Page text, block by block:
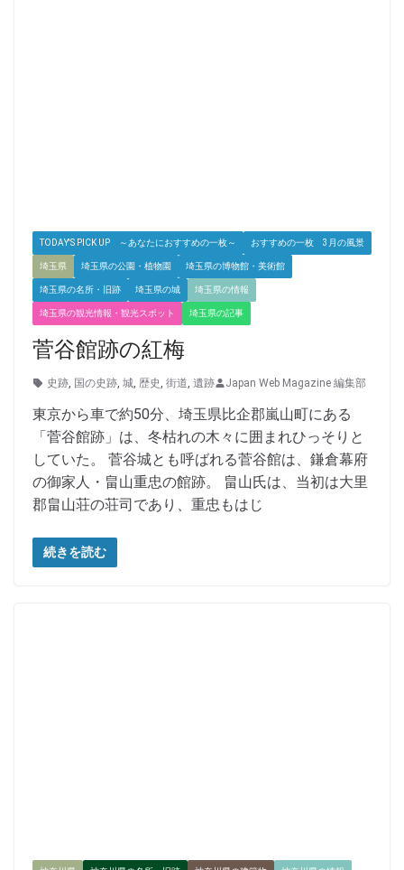
TODAY'S PICK UP ～あなたにおすすめの一枚～ おすすめの一枚 3月の風景
埼玉県 埼玉県の公園・植物園 埼玉県の博物館・美術館
埼玉県の名所・旧跡 埼玉県の城 埼玉県の情報
埼玉県の観光情報・観光スポット 埼玉県の記事
菅谷館跡の紅梅
史跡 国の史跡 城 歴史 街道 遺跡 Japan Web Magazine 編集部
東京から車で約50分、埼玉県比企郡嵐山町にある
「菅谷館跡」は、冬枯れの木々に囲まれひっそりと
していた。 菅谷城とも呼ばれる菅谷館は、鎌倉幕府
の御家人・畠山重忠の館跡。 畠山氏は、当初は大里
郡畠山荘の荘司であり、重忠もはじ
続きを読む